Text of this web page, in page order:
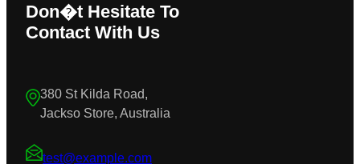
Don�t Hesitate To
Contact With Us
380 St Kilda Road,
Jackso Store, Australia
test@example.com